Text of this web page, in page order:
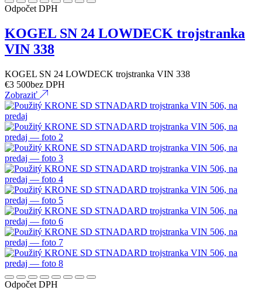
Odpočet DPH
KOGEL SN 24 LOWDECK trojstranka
VIN 338
KOGEL SN 24 LOWDECK trojstranka VIN 338
€3 500bez DPH
Zobraziť
Odpočet DPH